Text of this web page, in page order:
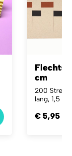
cm
200
lang, 1,5
€ 5,95